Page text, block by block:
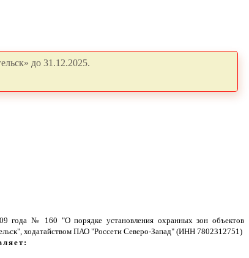
до 31.12.2025.
года № 160 "О порядке установления охранных зон объектов
ходатайством ПАО "Россети Северо-Запад" (ИНН 7802312751)